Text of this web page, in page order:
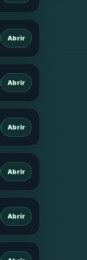
Abrir
Abrir
Abrir
Abrir
Abrir